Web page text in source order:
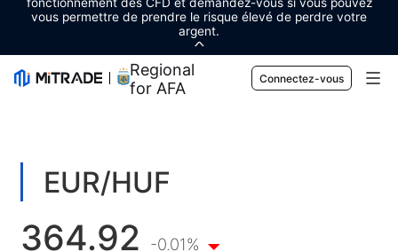
vous permettre de prendre le risque élevé de perdre votre
argent.
Regional Sponsor
for AFA
Connectez-vous
Forex
Matières premières
Cryptomonnaies
Trader
Plateforme de trading
Gestion des risques
Outils de marché
Calendrier économique
Apprentissage
EUR/HUF
364.92 -0.01%